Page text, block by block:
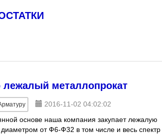
металлопрокат
2016-11-02 04:02:02
основе наша компания закупает лежалую
от Ф6-Ф32 в том числе и весь спектр